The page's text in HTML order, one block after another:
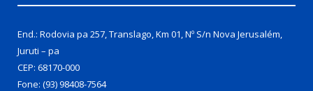
End.: Rodovia pa 257, Translago, Km 01, Nº S/n Nova Jerusalém,
Juruti – pa
CEP: 68170-000
Fone: (93) 98408-7564